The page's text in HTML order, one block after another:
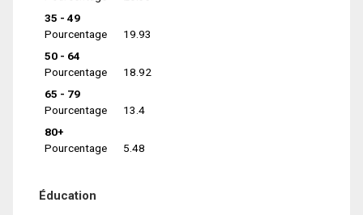
35 - 49
Pourcentage
19.93
50 - 64
Pourcentage
18.92
65 - 79
Pourcentage
13.4
80+
Pourcentage
5.48
Éducation